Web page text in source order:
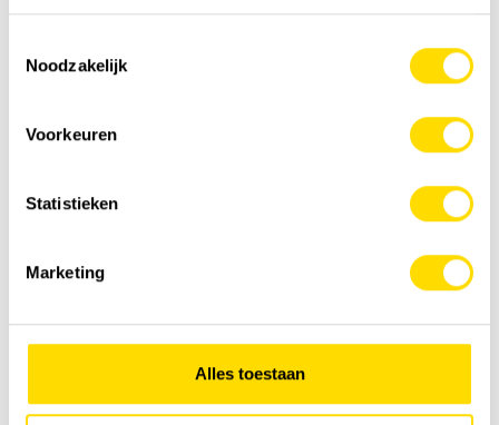
Noodzakelijk
Voorkeuren
Statistieken
Marketing
Alles toestaan